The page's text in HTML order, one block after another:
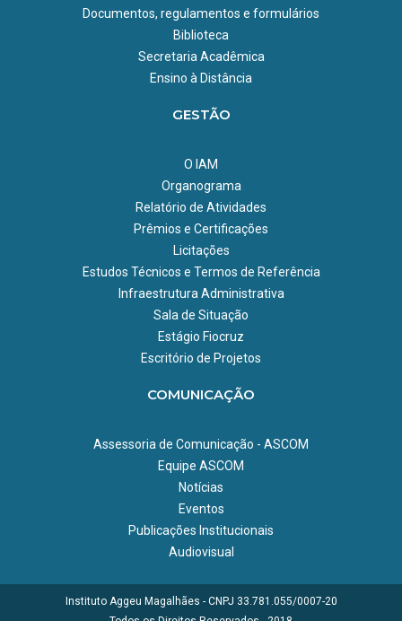
Documentos, regulamentos e formulários
Biblioteca
Secretaria Acadêmica
Ensino à Distância
GESTÃO
O IAM
Organograma
Relatório de Atividades
Prêmios e Certificações
Licitações
Estudos Técnicos e Termos de Referência
Infraestrutura Administrativa
Sala de Situação
Estágio Fiocruz
Escritório de Projetos
COMUNICAÇÃO
Assessoria de Comunicação - ASCOM
Equipe ASCOM
Notícias
Eventos
Publicações Institucionais
Audiovisual
Instituto Aggeu Magalhães - CNPJ 33.781.055/0007-20